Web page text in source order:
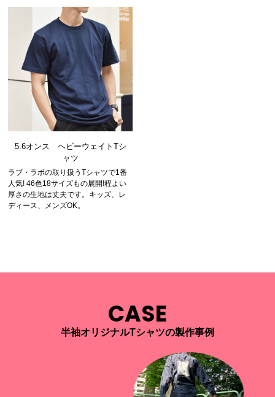
5.6オンス ヘビーウェイトTシ
ャツ
ラブ・ラボの取り扱うTシャツで1番
人気! 46色18サイズもの展開!程よい
厚さの生地は丈夫です。キッズ、レ
ディース、メンズOK。
CASE
半袖オリジナルTシャツの製作事例